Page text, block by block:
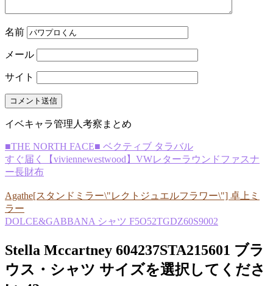
名前
メール
サイト
イベキャラ管理人考察まとめ
■THE NORTH FACE■ ベクティブ タラバル
すぐ届く【viviennewestwood】VWレターラウンドファスナ
ー長財布
Agathe[スタンドミラー\"レクトジュエルフラワー\"] 卓上ミ
ラー
DOLCE&GABBANA シャツ F5O52TGDZ60S9002
Stella Mccartney 604237STA215601 ブラ
ウス・シャツ サイズを選択してくださ